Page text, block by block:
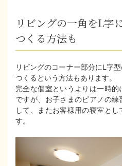
リビングの一角をL字
つくる方法も
リビングのコーナー部分にL字
つくるという方法もあります。
完全な個室というよりは一時
ですが、お子さまのピアノの練
して、またお客様用の寝室と
す。